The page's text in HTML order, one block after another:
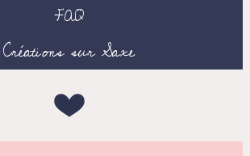
FAQ
Créations sur Saxe